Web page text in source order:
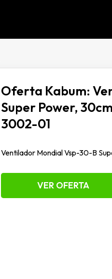
Oferta Kabum:
Super Power,
3002-01
Ventilador Mondial Vsp-30-B
VER OFERTA